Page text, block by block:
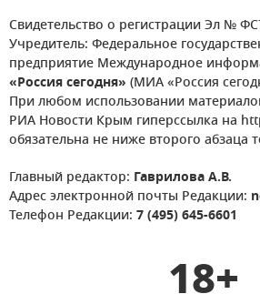
Свидетельство о регистрации Эл №
Учредитель: Федеральное
предприятие Международное
«Россия сегодня» (МИА «Россия
При любом использовании
РИА Новости Крым гиперссылка на
обязательна не ниже второго абзаца
Главный редактор: Гаврилова А.В.
Адрес электронной почты Редакции:
Телефон Редакции: 7 (495) 645-6601